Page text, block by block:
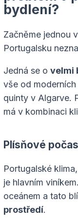
bydlení?
Začněme jednou
Portugalsku
Jedná se o velmi
vše od
quinty v Algarve.
má v kombinaci
Plísňové
Portugalské
je hlavním
oceánem a tato
prostředí.